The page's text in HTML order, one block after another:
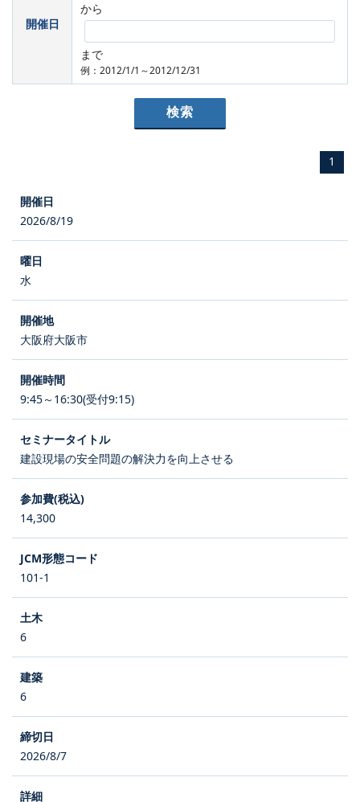
開催日
から
まで
例：2012/1/1～2012/12/31
1
2026/8/19
水
大阪府大阪市
9:45～16:30(受付9:15)
建設現場の安全問題の解決力を向上させる
14,300
101-1
6
6
2026/8/7